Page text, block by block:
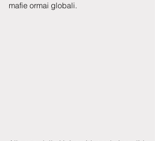
mafie ormai globali.